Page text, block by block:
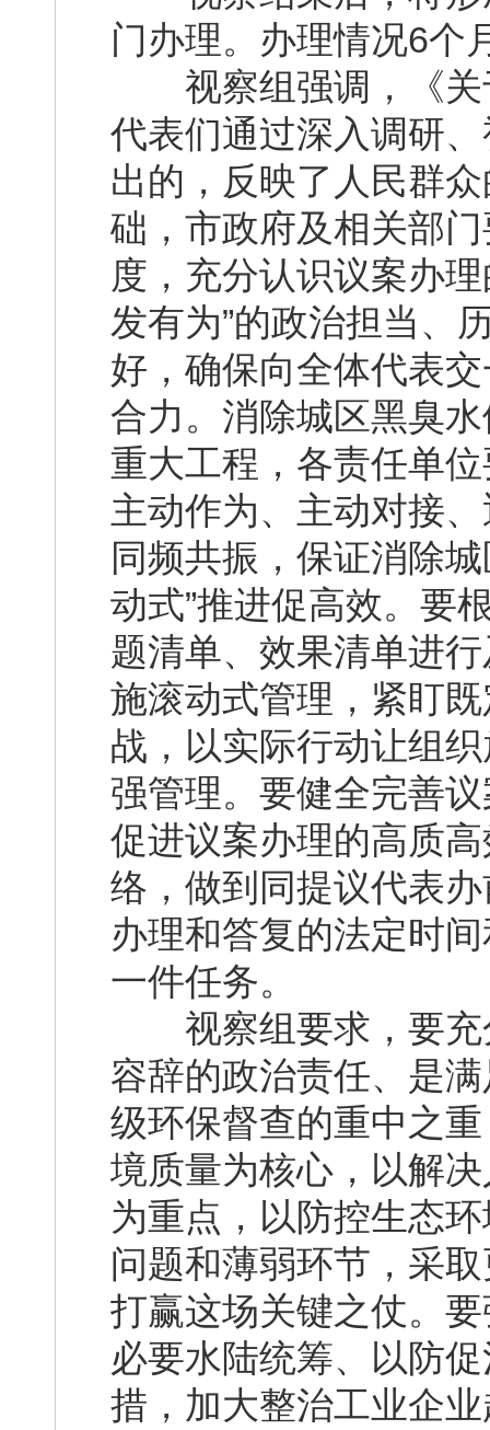
门办理。办理情况6个
视察组强调，《关
代表们通过深入调研
出的，反映了人民群
础，市政府及相关部
度，充分认识议案办
发有为”的政治担当、
好，确保向全体代表交
合力。消除城区黑臭
重大工程，各责任单
主动作为、主动对接
同频共振，保证消除
动式”推进促高效。要
题清单、效果清单进
施滚动式管理，紧盯
战，以实际行动让组
强管理。要健全完善
促进议案办理的高质
络，做到同提议代表
办理和答复的法定时
一件任务。
视察组要求，要充
容辞的政治责任、是
级环保督查的重中之
境质量为核心，以解
为重点，以防控生态
问题和薄弱环节，采
打赢这场关键之仗。
必要水陆统筹、以防
措，加大整治工业企